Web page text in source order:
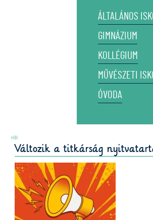
ÁLTALÁNOS
GIMNÁZIUM
KOLLÉGIUM
MŰVÉSZETI
ÓVODA
Változik a titkárság